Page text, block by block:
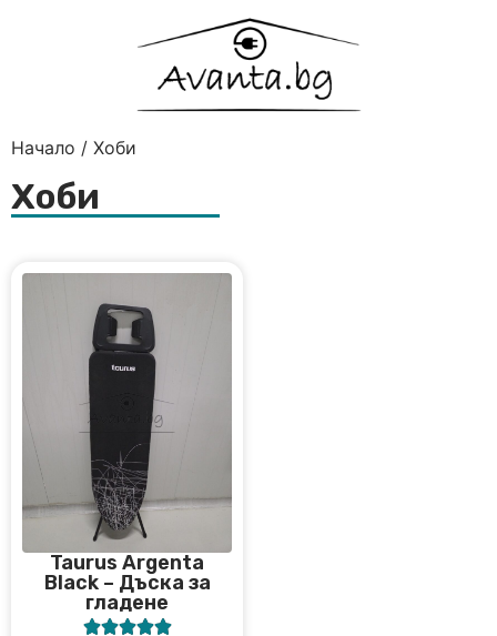
Начало / Хоби
Хоби
Taurus Argenta
Black – Дъска за
гладене
